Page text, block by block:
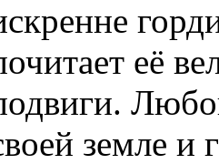
её
земле и